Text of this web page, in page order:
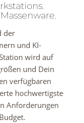
der
und KI-
wird auf
und Dein
verfügbaren
hochwertigste
Anforderungen